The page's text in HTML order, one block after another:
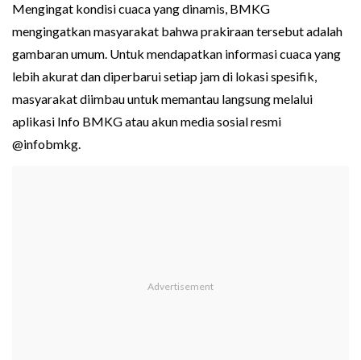
Mengingat kondisi cuaca yang dinamis, BMKG
mengingatkan masyarakat bahwa prakiraan tersebut adalah
gambaran umum. Untuk mendapatkan informasi cuaca yang
lebih akurat dan diperbarui setiap jam di lokasi spesifik,
masyarakat diimbau untuk memantau langsung melalui
aplikasi Info BMKG atau akun media sosial resmi
@infobmkg.